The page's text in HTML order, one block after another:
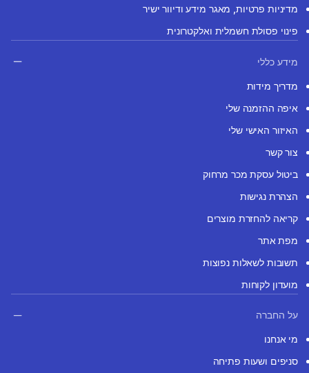
מדיניות פרטיות, מאגר מידע ודיוור ישיר
פינוי פסולת חשמלית ואלקטרונית
מידע כללי
מדריך מידות
איפה ההזמנה שלי
האיזור האישי שלי
צור קשר
ביטול עסקת מכר מרחוק
הצהרת נגישות
קריאה להחזרת מוצרים
מפת אתר
תשובות לשאלות נפוצות
מועדון לקוחות
על החברה
מי אנחנו
סניפים ושעות פתיחה